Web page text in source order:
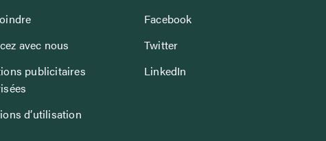
avec nous
publicitaires
d’utilisation
Facebook
Twitter
LinkedIn